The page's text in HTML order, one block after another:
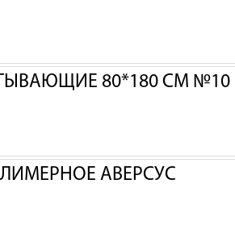
80*180 СМ №10
АВЕРСУС